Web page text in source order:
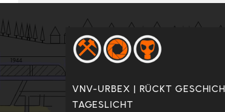
VNV-URBEX | RÜCKT
TAGESLICHT